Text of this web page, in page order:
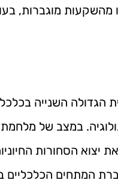
מהשקעות מוגברות,
הגדולה השנייה
במצב של
יצוא הסחורות
המתחים הכלכליים